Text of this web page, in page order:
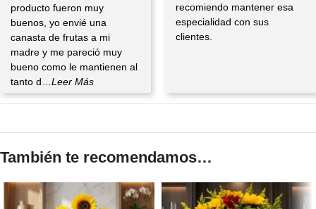
producto fueron muy
buenos, yo envié una
canasta de frutas a mi
madre y me pareció muy
bueno como le mantienen al
tanto d
...Leer Más
recomiendo mantener esa
especialidad con sus
clientes.
También te recomendamos…